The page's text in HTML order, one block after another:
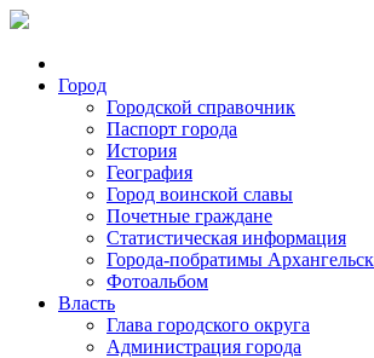
Город
Городской справочник
Паспорт города
История
География
Город воинской славы
Почетные граждане
Статистическая информация
Города-побратимы
Фотоальбом
Власть
Глава городского округа
Администрация города